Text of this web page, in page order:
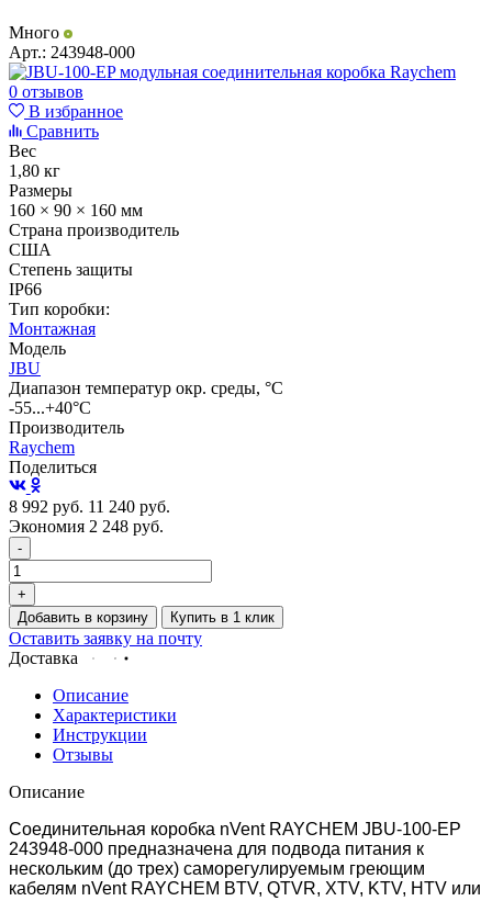
Много
Арт.: 243948-000
0 отзывов
В избранное
Сравнить
Вес
1,80 кг
Размеры
160 × 90 × 160 мм
Страна производитель
США
Степень защиты
IP66
Тип коробки:
Монтажная
Модель
JBU
Диапазон температур окр. среды, °С
-55...+40°C
Производитель
Raychem
Поделиться
8 992 руб. 11 240 руб.
Экономия 2 248 руб.
-
+
Добавить в корзину
Купить в 1 клик
Оставить заявку на почту
Доставка
Описание
Характеристики
Инструкции
Отзывы
Описание
Соединительная коробка nVent RAYCHEM JBU-100-EP
243948-000 предназначена для подвода питания к
нескольким (до трех) саморегулируемым греющим
кабелям nVent RAYCHEM BTV, QTVR, XTV, KTV, HTV или